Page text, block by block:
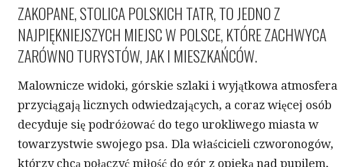
ZAKOPANE, STOLICA POLSKICH TATR, TO JEDNO Z
NAJPIĘKNIEJSZYCH MIEJSC W POLSCE, KTÓRE ZACHWYCA
ZARÓWNO TURYSTÓW, JAK I MIESZKAŃCÓW.
Malownicze widoki, górskie szlaki i wyjątkowa atmosfera
przyciągają licznych odwiedzających, a coraz więcej osób
decyduje się podróżować do tego urokliwego miasta w
towarzystwie swojego psa. Dla właścicieli czworonogów,
którzy chcą połączyć miłość do gór z opieką nad pupilem,